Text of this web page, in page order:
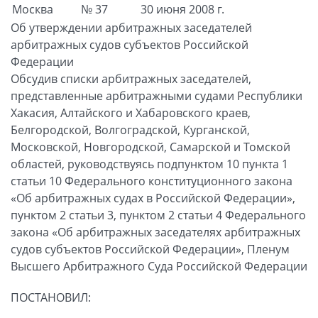
Москва № 37
30 июня 2008 г.
Об утверждении арбитражных заседателей
арбитражных судов субъектов Российской
Федерации
Обсудив списки арбитражных заседателей,
представленные арбитражными судами Республики
Хакасия, Алтайского и Хабаровского краев,
Белгородской, Волгоградской, Курганской,
Московской, Новгородской, Самарской и Томской
областей, руководствуясь подпунктом 10 пункта 1
статьи 10 Федерального конституционного закона
«Об арбитражных судах в Российской Федерации»,
пунктом 2 статьи 3, пунктом 2 статьи 4 Федерального
закона «Об арбитражных заседателях арбитражных
судов субъектов Российской Федерации», Пленум
Высшего Арбитражного Суда Российской Федерации
ПОСТАНОВИЛ: